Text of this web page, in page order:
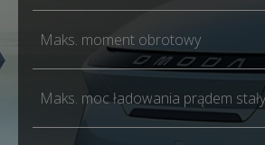
Maks. moment obrotowy
Maks. moc ładowania prądem